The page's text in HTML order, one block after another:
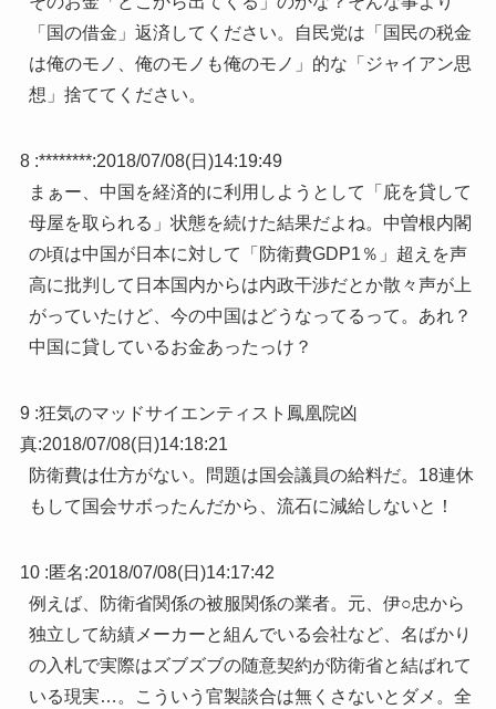
「国の借金」返済してください。自民党は「国民の税金
は俺のモノ、俺のモノも俺のモノ」的な「ジャイアン思
想」捨ててください。
8 :********:2018/07/08(日)14:19:49
まぁー、中国を経済的に利用しようとして「庇を貸して
母屋を取られる」状態を続けた結果だよね。中曽根内閣
の頃は中国が日本に対して「防衛費GDP1％」超えを声
高に批判して日本国内からは内政干渉だとか散々声が上
がっていたけど、今の中国はどうなってるって。あれ？
中国に貸しているお金あったっけ？
9 :狂気のマッドサイエンティスト鳳凰院凶
真:2018/07/08(日)14:18:21
防衛費は仕方がない。問題は国会議員の給料だ。18連休
もして国会サボったんだから、流石に減給しないと！
10 :匿名:2018/07/08(日)14:17:42
例えば、防衛省関係の被服関係の業者。元、伊○忠から
独立して紡績メーカーと組んでいる会社など、名ばかり
の入札で実際はズブズブの随意契約が防衛省と結ばれて
いる現実…。こういう官製談合は無くさないとダメ。全